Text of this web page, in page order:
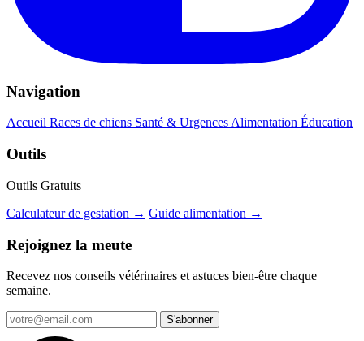
Navigation
Accueil Races de chiens Santé & UrgencesAlimentation Éducation
Outils
Outils Gratuits
Calculateur de gestation → Guide alimentation →
Rejoignez la meute
Recevez nos conseils vétérinaires et astuces bien-être chaque
semaine.
S'abonner